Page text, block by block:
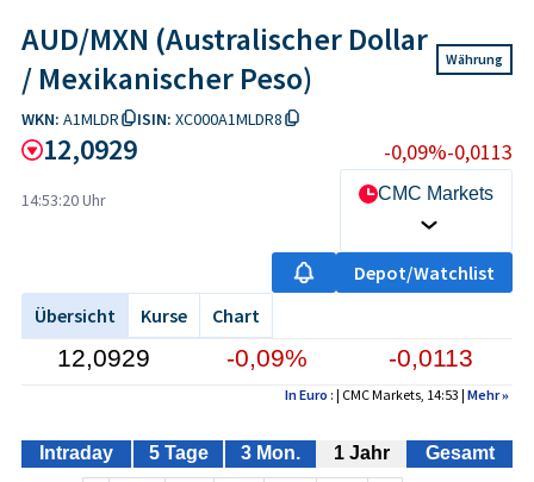
AUD/MXN (Australischer Dollar
/ Mexikanischer Peso)
Währung
WKN: A1MLDR ISIN: XC000A1MLDR8
12,0929 -0,09%-0,0113
14:53:20 Uhr CMC Markets
Depot/Watchlist
Übersicht
Kurse Chart
12,0929 -0,09% -0,0113
In Euro : | CMC Markets, 14:53 | Mehr»
Intraday 5 Tage 3 Mon. 1 Jahr Gesamt